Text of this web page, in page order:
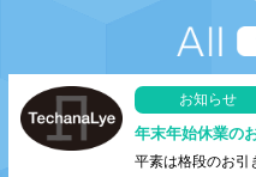
お知らせ
年末年始休業の
平素は格段のお引